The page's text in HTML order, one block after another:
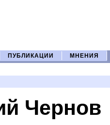
ПУБЛИКАЦИИ МНЕНИЯ
Чернов